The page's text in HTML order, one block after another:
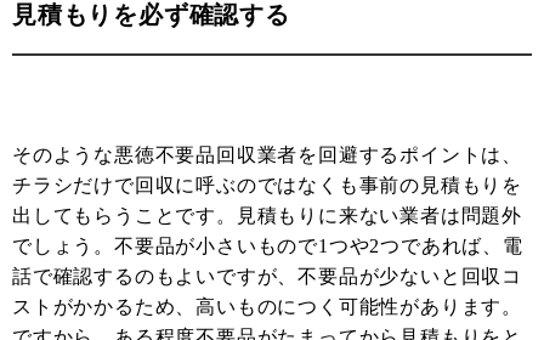
見積もりを必ず確認する
そのような悪徳不要品回収業者を回避するポイントは、
チラシだけで回収に呼ぶのではなくも事前の見積もりを
出してもらうことです。見積もりに来ない業者は問題外
でしょう。不要品が小さいもので1つや2つであれば、電
話で確認するのもよいですが、不要品が少ないと回収コ
ストがかかるため、高いものにつく可能性があります。